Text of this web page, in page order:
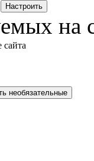
Настроить
на
необязательные